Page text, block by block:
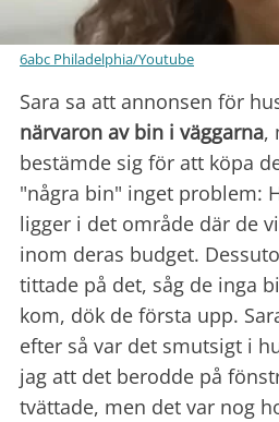
6abc Philadelphia/Youtube
Sara sa att annonsen för
närvaron av bin i väggarna,
bestämde sig för att köpa
"några bin" inget problem:
ligger i det område där de
inom deras budget.
tittade på det, såg de inga
kom, dök de första upp.
efter så var det smutsigt i
jag att det berodde på
tvättade, men det var nog